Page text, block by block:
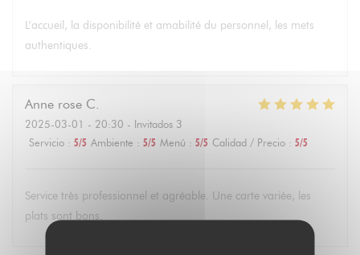
L’accueil, la disponibilité et amabilité du personnel, les mets
authentiques.
Anne rose C
2025-03-01 - 20:30 - Invitados 3
Servicio : 5/5 Ambiente : 5/5 Menú : 5/5 Calidad / Precio : 5/5
Service très professionnel et agréable. Une carte variée, les
plats sont bons.